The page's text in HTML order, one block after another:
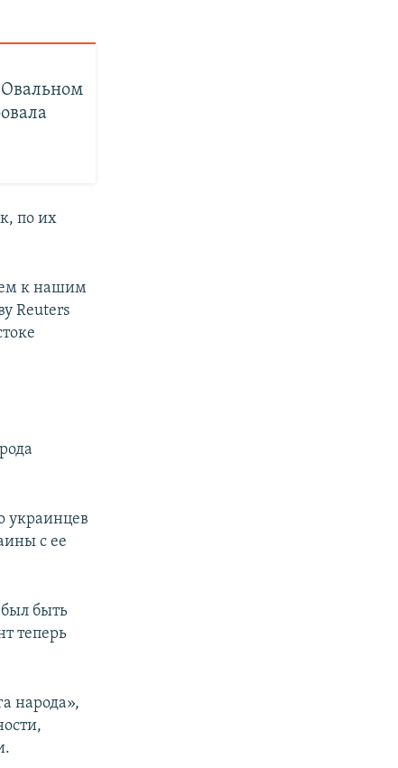
Овальном
по их
к нашим
Reuters
украинцев
с ее
быть
теперь
народа»,